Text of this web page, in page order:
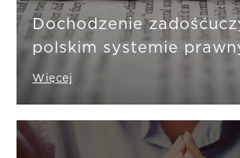
Dochodzenie
polskim systemie
(doktryna i orzecznictwo
Więcej